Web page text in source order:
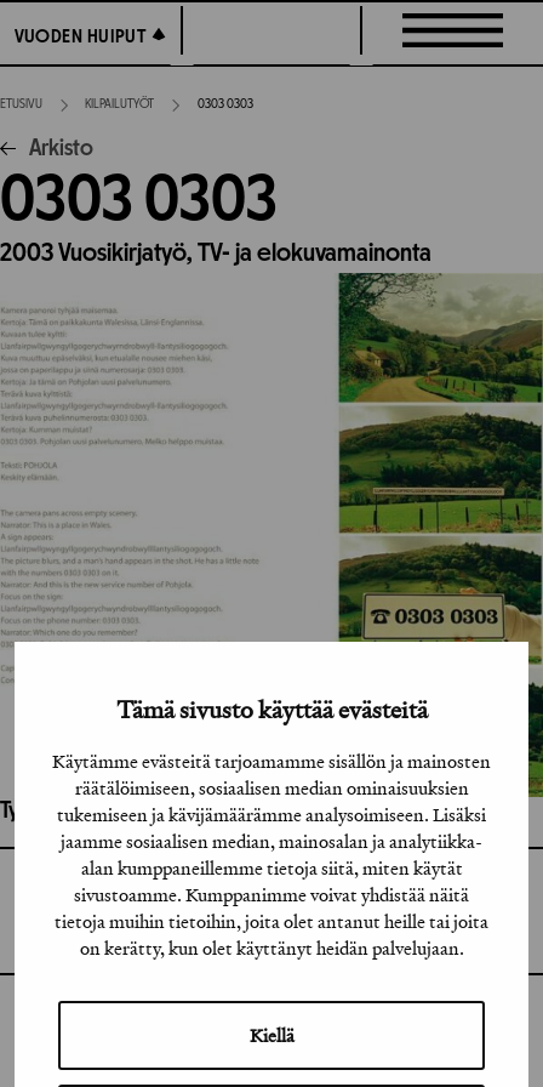
Tämä sivusto käyttää evästeitä
Käytämme evästeitä tarjoamamme sisällön ja mainosten
räätälöimiseen, sosiaalisen median ominaisuuksien
tukemiseen ja kävijämäärämme analysoimiseen. Lisäksi
jaamme sosiaalisen median, mainosalan ja analytiikka-
alan kumppaneillemme tietoja siitä, miten käytät
sivustoamme. Kumppanimme voivat yhdistää näitä
tietoja muihin tietoihin, joita olet antanut heille tai joita
on kerätty, kun olet käyttänyt heidän palvelujaan.
Kiellä
suoraan
sisältöön
VUODEN HUIPUT
VUODEN HUIPUT
ETUSIVU KILPAILUTYÖT 0303 0303
Arkisto
0303 0303
2003Vuosikirjatyö, TV- ja elokuvamainonta
Työhön osallistuneet henkilöt / tahot:
GRAFIA RY
GRAFIA(AT)GRAFIA.FI
UUDENMAANKATU 11 B 9,
00120 HELSINKI
INSTAGRAM